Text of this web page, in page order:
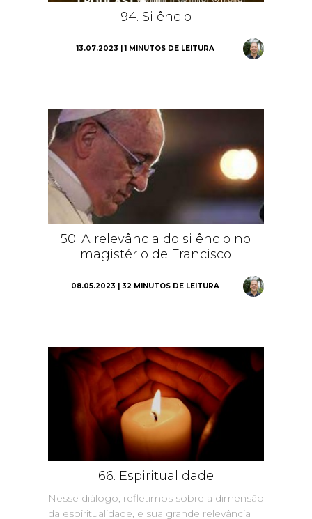
94. Silêncio
13.07.2023 | 1 MINUTOS DE LEITURA
50. A relevância do silêncio no
magistério de Francisco
08.05.2023 | 32 MINUTOS DE LEITURA
66. Espiritualidade
Nesse diálogo, refletimos sobre a dimensão
da espiritualidade, e sua grande relevância